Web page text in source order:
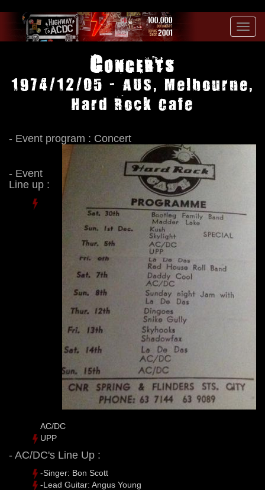
Concerts
1974/12/05 - AUS, Melbourne,
Hard Rock Cafe
- Event program : Concert
- Event
Line up :
AC/DC
UPP
- AC/DC's Line Up :
-Singer: Bon Scott
-Lead Guitar: Angus Young